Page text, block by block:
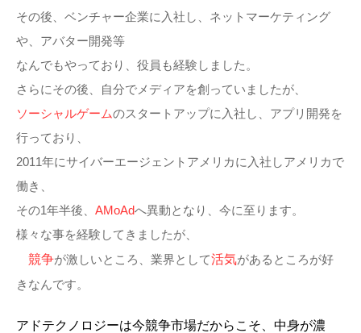
その後、ベンチャー企業に入社し、ネットマーケティング
や、アバター開発等
なんでもやっており、役員も経験しました。
さらにその後、自分でメディアを創っていましたが、
ソーシャルゲームのスタートアップに入社し、アプリ開発を
行っており、
2011年にサイバーエージェントアメリカに入社しアメリカで
働き、
その1年半後、 AMoAdへ異動となり、今に至ります。
様々な事を経験してきましたが、
競争が激しいところ、業界として活気があるところが好
きなんです。
アドテクノロジーは今競争市場だからこそ、中身が濃